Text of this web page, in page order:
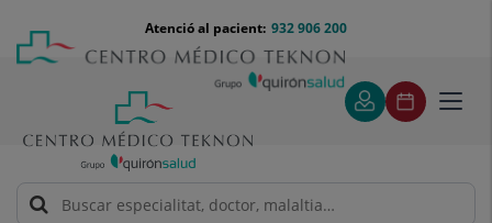
contingut
Menú
teléfono
cabecera
932 906 200
Atenció al pacient: